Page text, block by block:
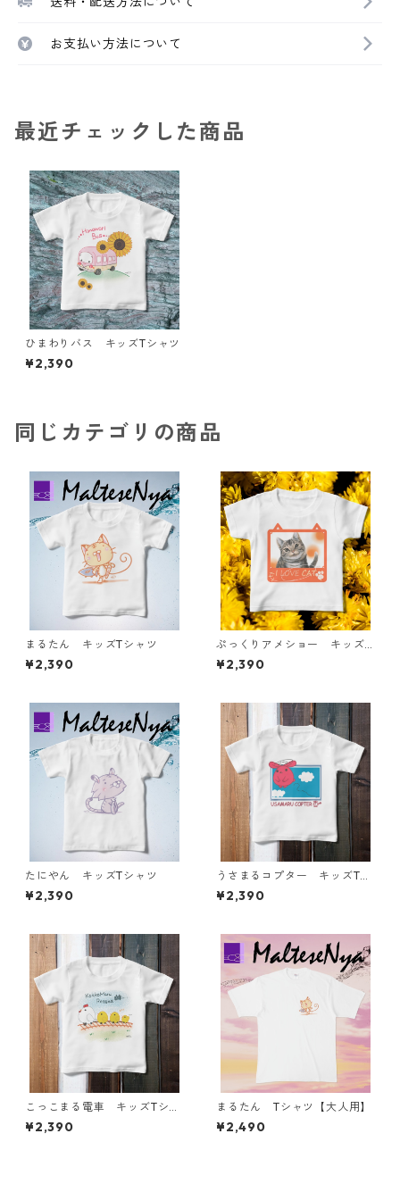
お支払い方法について
最近チェックした商品
ひまわりバス キッズTシャツ
¥2,390
同じカテゴリの商品
まるたん キッズTシャツ
¥2,390
ぷっくりアメショー キッズT
シャツ
¥2,390
たにやん キッズTシャツ
¥2,390
うさまるコプター キッズTシ
ャツ
¥2,390
こっこまる電車 キッズTシャ
ツ
¥2,390
まるたん Tシャツ【大人用】
¥2,490